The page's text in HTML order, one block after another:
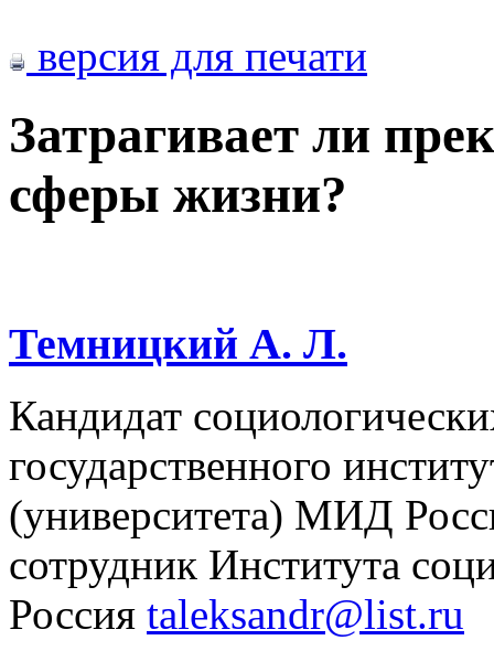
версия для печати
Затрагивает ли
сферы жизни?
Темницкий А. Л.
Кандидат
государственного
(университета) МИД
сотрудник Института
Россия taleksandr@list.ru